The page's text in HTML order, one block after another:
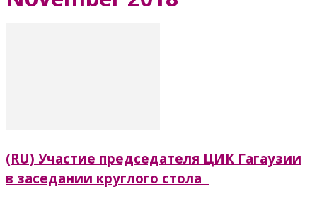
(RU) Участие председателя ЦИК Гагаузии
в заседании круглого стола